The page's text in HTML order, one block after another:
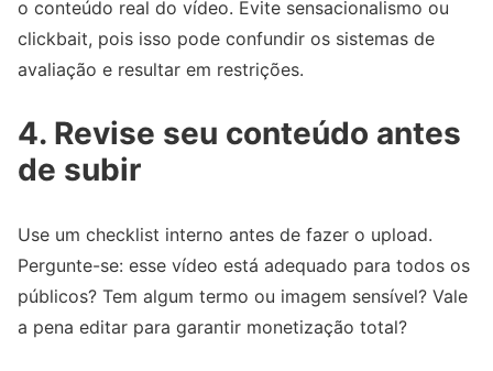
o conteúdo real do vídeo. Evite sensacionalismo ou
clickbait, pois isso pode confundir os sistemas de
avaliação e resultar em restrições.
4. Revise seu conteúdo antes
de subir
Use um checklist interno antes de fazer o upload.
Pergunte-se: esse vídeo está adequado para todos os
públicos? Tem algum termo ou imagem sensível? Vale
a pena editar para garantir monetização total?